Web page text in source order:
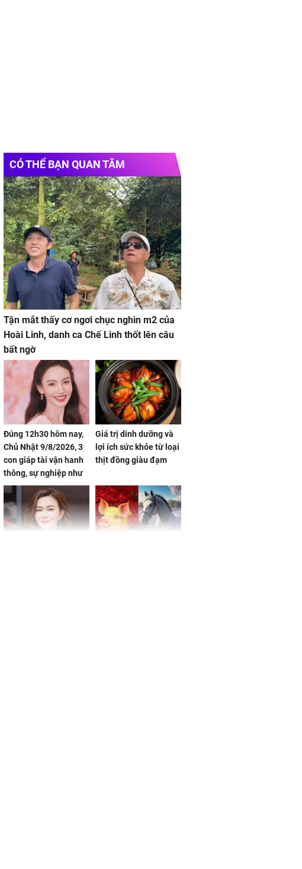
CÓ THỂ BẠN QUAN TÂM
Tận mắt thấy cơ ngơi chục nghìn m2 của
Hoài Linh, danh ca Chế Linh thốt lên câu
bất ngờ
Đúng 12h30 hôm nay,
Chủ Nhật 9/8/2026, 3
con giáp tài vận hanh
thông, sự nghiệp như
'cá chép hóa Rồng', vét
cạn lộc lá trong thiên
hạ
Giá trị dinh dưỡng và
lợi ích sức khỏe từ loại
thịt đồng giàu đạm